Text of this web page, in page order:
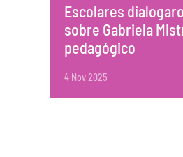
Escolares
sobre Gabriela
pedagógico
4 Nov 2025